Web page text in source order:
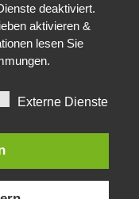
deaktiviert.
aktivieren &
lesen Sie
.
Externe Dienste